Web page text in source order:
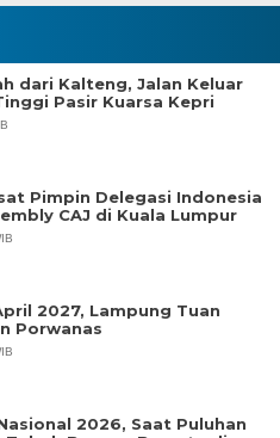
dari Kalteng, Jalan Keluar
Pasir Kuarsa Kepri
Pimpin Delegasi Indonesia
CAJ di Kuala Lumpur
2027, Lampung Tuan
Porwanas
2026, Saat Puluhan